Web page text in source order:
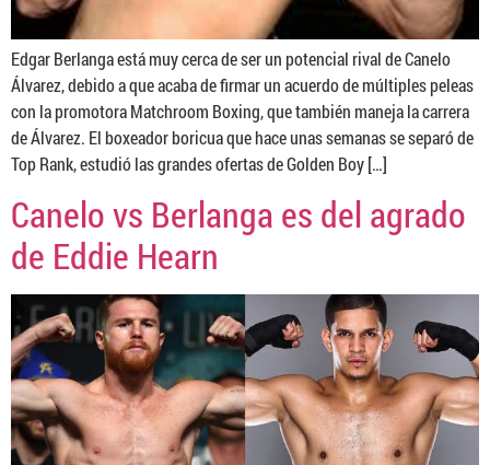
Edgar Berlanga está muy cerca de ser un potencial rival de Canelo
Álvarez, debido a que acaba de firmar un acuerdo de múltiples peleas
con la promotora Matchroom Boxing, que también maneja la carrera
de Álvarez. El boxeador boricua que hace unas semanas se separó de
Top Rank, estudió las grandes ofertas de Golden Boy […]
Canelo vs Berlanga es del agrado
de Eddie Hearn